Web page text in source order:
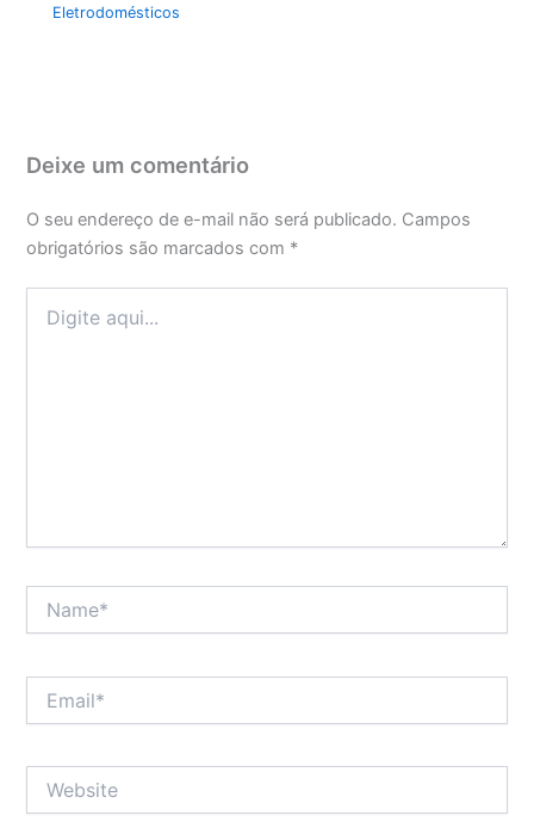
Eletrodomésticos
Deixe um comentário
O seu endereço de e-mail não será publicado. Campos
obrigatórios são marcados com *
aqui...